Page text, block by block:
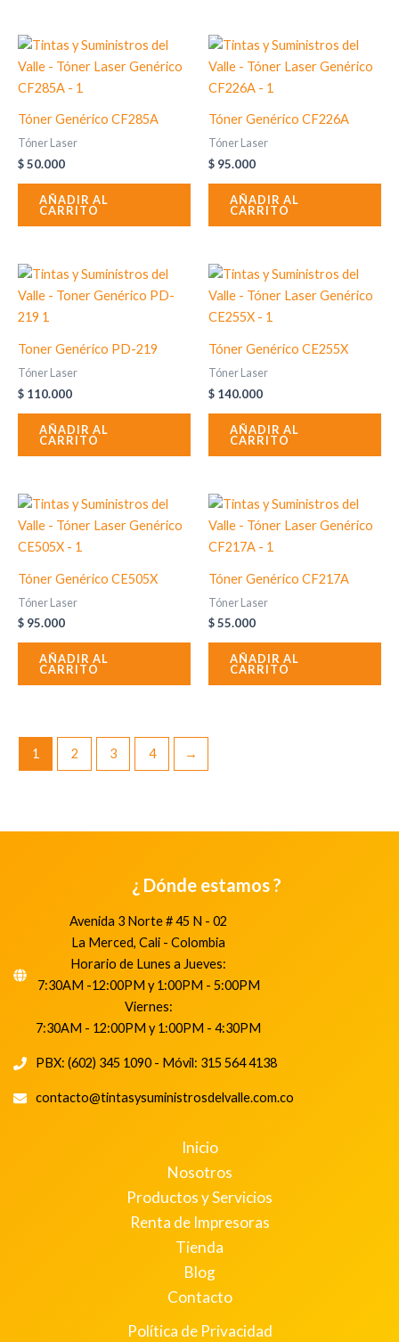
Tóner Genérico CF285A
Tóner Laser
$50.000
AÑADIR AL
CARRITO
Tóner Genérico CF226A
Tóner Laser
$ 95.000
AÑADIR AL
CARRITO
Toner Genérico PD-219
Tóner Laser
$ 110.000
AÑADIR AL
CARRITO
Tóner Genérico CE255X
Tóner Laser
$ 140.000
AÑADIR AL
CARRITO
Tóner Genérico CE505X
Tóner Laser
$ 95.000
AÑADIR AL
CARRITO
Tóner Genérico CF217A
Tóner Laser
$55.000
AÑADIR AL
CARRITO
1 2 3 4 →
¿ Dónde estamos ?
Avenida 3 Norte # 45 N - 02
La Merced, Cali - Colombia
Horario de Lunes a Jueves:
7:30AM -12:00PM y 1:00PM - 5:00PM
Viernes:
7:30AM - 12:00PM y 1:00PM - 4:30PM
PBX: (602) 345 1090 - Móvil: 315 564 4138
contacto@tintasysuministrosdelvalle.com.co
Inicio
Nosotros
Productos y Servicios
Renta de Impresoras
Tienda
Blog
Contacto
Política de Privacidad